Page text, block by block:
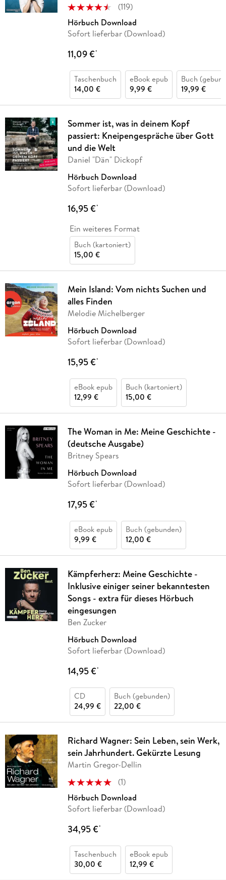
(119)
Hörbuch Download
Sofort lieferbar (Download)
11,09 €*
Taschenbuch
14,00 €
eBook epub
9,99 €
Buch
19,99 €
Sommer ist, was in deinem Kopf
passiert: Kneipengespräche über Gott
und die Welt
Daniel "Dän" Dickopf
Hörbuch Download
Sofort lieferbar (Download)
16,95 €*
Ein weiteres Format
Buch (kartoniert)
15,00 €
Mein Island: Vom nichts Suchen und
alles Finden
Melodie Michelberger
Hörbuch Download
Sofort lieferbar (Download)
15,95 €*
eBook epub
12,99 €
Buch (kartoniert)
15,00 €
The Woman in Me: Meine Geschichte -
(deutsche Ausgabe)
Britney Spears
Hörbuch Download
Sofort lieferbar (Download)
17,95 €*
eBook epub
9,99 €
Buch (gebunden)
12,00 €
Kämpferherz: Meine Geschichte -
Inklusive einiger seiner bekanntesten
Songs - extra für dieses Hörbuch
eingesungen
Ben Zucker
Hörbuch Download
Sofort lieferbar (Download)
14,95 €*
CD
24,99 €
Buch (gebunden)
22,00 €
Richard Wagner: Sein Leben, sein Werk,
sein Jahrhundert. Gekürzte Lesung
Martin Gregor-Dellin
(1)
Hörbuch Download
Sofort lieferbar (Download)
34,95 €*
Taschenbuch
30,00 €
eBook epub
12,99 €